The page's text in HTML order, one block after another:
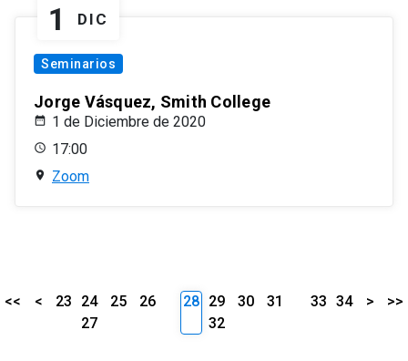
1 DIC
Seminarios
Jorge Vásquez, Smith College
1 de Diciembre de 2020
17:00
Zoom
<< < 23 24 25
26
27
28 29 30
31
32
33 34 > >>